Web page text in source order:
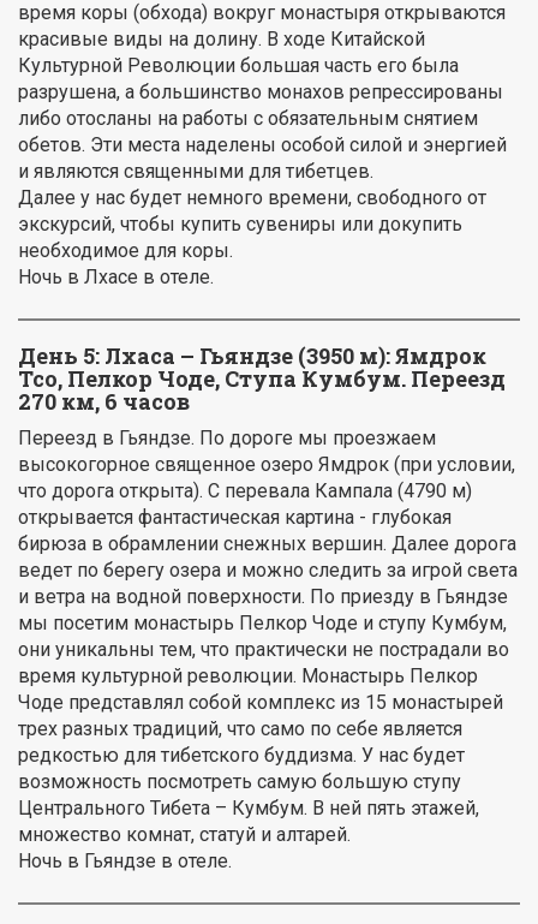
время коры (обхода) вокруг монастыря открываются
красивые виды на долину. В ходе Китайской
Культурной Революции большая часть его была
разрушена, а большинство монахов репрессированы
либо отосланы на работы с обязательным снятием
обетов. Эти места наделены особой силой и энергией
и являются священными для тибетцев.
Далее у нас будет немного времени, свободного от
экскурсий, чтобы купить сувениры или докупить
необходимое для коры.
Ночь в Лхасе в отеле.
День 5: Лхаса – Гьяндзе (3950 м): Ямдрок
Тсо, Пелкор Чоде, Ступа Кумбум. Переезд
270 км, 6 часов
Переезд в Гьяндзе. По дороге мы проезжаем
высокогорное священное озеро Ямдрок (при условии,
что дорога открыта). С перевала Кампала (4790 м)
открывается фантастическая картина - глубокая
бирюза в обрамлении снежных вершин. Далее дорога
ведет по берегу озера и можно следить за игрой света
и ветра на водной поверхности. По приезду в Гьяндзе
мы посетим монастырь Пелкор Чоде и ступу Кумбум,
они уникальны тем, что практически не пострадали во
время культурной революции. Монастырь Пелкор
Чоде представлял собой комплекс из 15 монастырей
трех разных традиций, что само по себе является
редкостью для тибетского буддизма. У нас будет
возможность посмотреть самую большую ступу
Центрального Тибета – Кумбум. В ней пять этажей,
множество комнат, статуй и алтарей.
Ночь в Гьяндзе в отеле.